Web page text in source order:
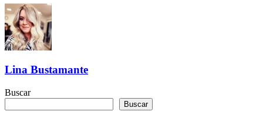
Lina Bustamante
Buscar
Buscar